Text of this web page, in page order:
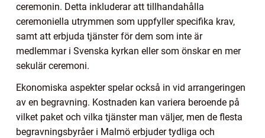
ceremonin. Detta inkluderar att tillhandahålla
ceremoniella utrymmen som uppfyller specifika krav,
samt att erbjuda tjänster för dem som inte är
medlemmar i Svenska kyrkan eller som önskar en mer
sekulär ceremoni.
Ekonomiska aspekter spelar också in vid arrangeringen
av en begravning. Kostnaden kan variera beroende på
vilket paket och vilka tjänster man väljer, men de flesta
begravningsbyråer i Malmö erbjuder tydliga och